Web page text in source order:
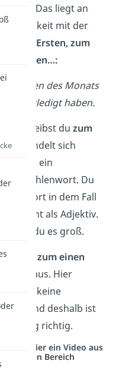
wird? Das liegt an
Ähnlichkeit mit der
zum Ersten, zum
Dritten…:
rsten des Monats
erledigt haben.
schreibst duzum
Es handelt sich
um ein
Zahlenwort. Du
in dem Fall
nicht als Adjektiv.
du es groß.
es beizum einen
aus. Hier
sich um keine
und deshalb ist
richtig.
Hier ein Video aus
anderen Bereich